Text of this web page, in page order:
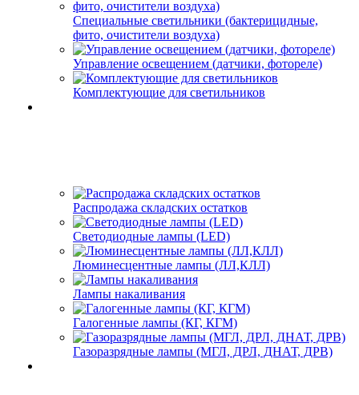
Специальные светильники (бактерицидные,
фито, очистители воздуха)
Управление освещением (датчики, фотореле)
Комплектующие для светильников
Распродажа складских остатков
Светодиодные лампы (LED)
Люминесцентные лампы (ЛЛ,КЛЛ)
Лампы накаливания
Галогенные лампы (КГ, КГМ)
Газоразрядные лампы (МГЛ, ДРЛ, ДНАТ, ДРВ)